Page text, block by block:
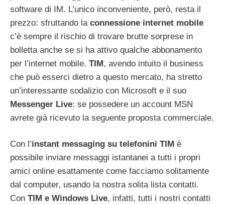
software di IM. L’unico inconveniente, però, resta il
prezzo: sfruttando la connessione internet mobile
c’è sempre il rischio di trovare brutte sorprese in
bolletta anche se si ha attivo qualche abbonamento
per l’internet mobile. TIM, avendo intuito il business
che può esserci dietro a questo mercato, ha stretto
un’interessante sodalizio con Microsoft e il suo
Messenger Live: se possedere un account MSN
avrete già ricevuto la seguente proposta commerciale.
Con l’instant messaging su telefonini TIM è
possibile inviare messaggi istantanei a tutti i propri
amici online esattamente come facciamo solitamente
dal computer, usando la nostra solita lista contatti.
Con TIM e Windows Live, infatti, tutti i nostri contatti